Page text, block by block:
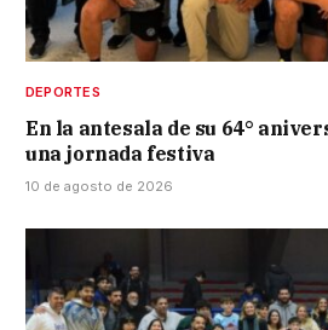
DEPORTES
En la antesala de su 64°
una jornada festiva
10 de agosto de 2026